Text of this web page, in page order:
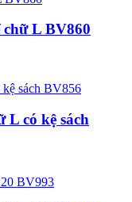
L BV860
L có kệ sách